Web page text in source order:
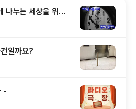
누는 세상을 위하
일까요?
-